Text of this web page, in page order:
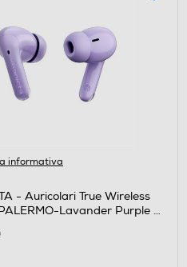
informativa
- Auricolari True Wireless
Lavander Purple -